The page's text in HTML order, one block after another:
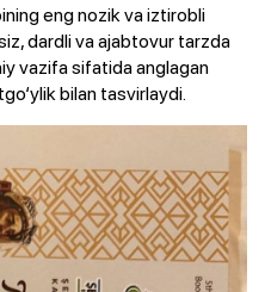
eng nozik va iztirobli
dardli va ajabtovur tarzda
vazifa sifatida anglagan
bilan tasvirlaydi.